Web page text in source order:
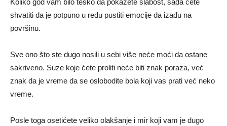
Koliko god vam bilo teško da pokažete slabost, sada ćete
shvatiti da je potpuno u redu pustiti emocije da izađu na
površinu.
Sve ono što ste dugo nosili u sebi više neće moći da ostane
sakriveno. Suze koje ćete proliti neće biti znak poraza, već
znak da je vreme da se oslobodite bola koji vas prati već neko
vreme.
Posle toga osetićete veliko olakšanje i mir koji vam je dugo